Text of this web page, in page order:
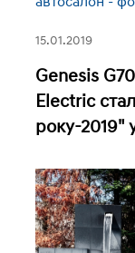
15.01.2019
Genesis
Electric
року-2019"